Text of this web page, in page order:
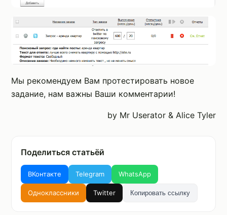
Мы рекомендуем Вам протестировать новое
задание, нам важны Ваши комментарии!
by Mr Userator & Alice Tyler
Поделиться статьёй
ВКонтакте Telegram WhatsApp
Одноклассники Twitter Копировать ссылку